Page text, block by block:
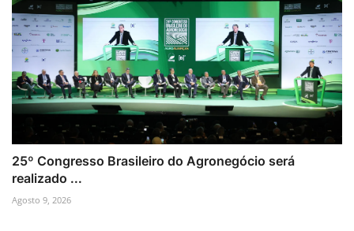
25º Congresso Brasileiro do Agronegócio será
realizado ...
Agosto 9, 2026